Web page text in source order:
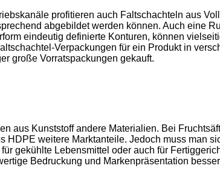
profitieren auch Faltschachteln aus
abgebildet werden können. Auch eine
eindeutig definierte Konturen, können
Verpackungen für ein Produkt in
große Vorratspackungen gekauft.
aus Kunststoff andere Materialien. Bei
HDPE weitere Marktanteile. Jedoch muss man
gekühlte Lebensmittel oder auch für
Bedruckung und Markenpräsentation